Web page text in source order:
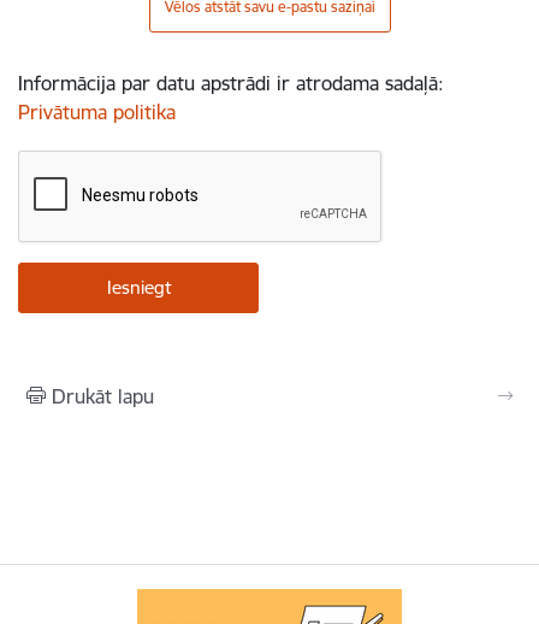
Vēlos atstāt savu e-pastu saziņai
Informācija par datu apstrādi ir atrodama sadaļā:
Privātuma politika
Drukāt lapu